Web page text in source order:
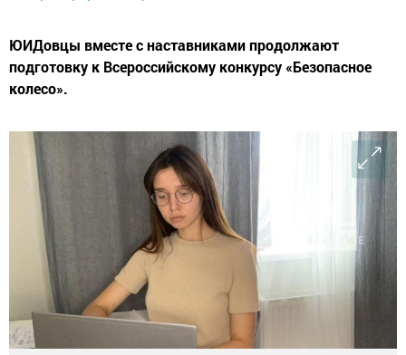
ЮИДовцы вместе с наставниками продолжают
подготовку к Всероссийскому конкурсу «Безопасное
колесо».